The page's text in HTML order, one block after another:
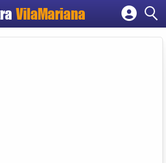
VilaMariana
Cadastrar empresa